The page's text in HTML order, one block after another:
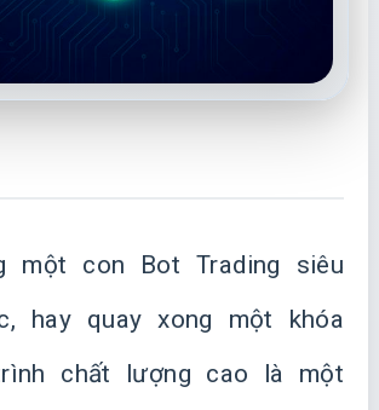
một con Bot Trading siêu
hay quay xong một khóa
chất lượng cao là một